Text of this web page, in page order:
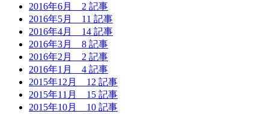
2016年6月 2 記事
2016年5月 11 記事
2016年4月 14 記事
2016年3月 8 記事
2016年2月 2 記事
2016年1月 4 記事
2015年12月 12 記事
2015年11月 15 記事
2015年10月 10 記事